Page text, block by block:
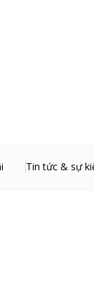
lưới lọc Nano Ag -
bỏ hiệu quả
được tận hưởng
Tin tức & sự